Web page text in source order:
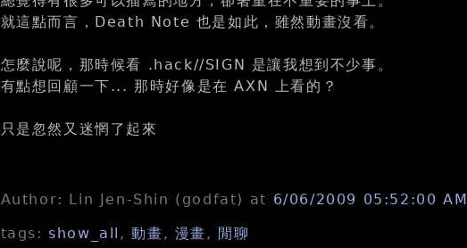
就這點而言，Death Note 也是如此，雖然動畫沒看。
怎麼說呢，那時候看 .hack//SIGN 是讓我想到不少事。
有點想回顧一下... 那時好像是在 AXN 上看的？
只是忽然又迷惘了起來
Author: Lin Jen-Shin (godfat) at 6/06/2009 05:52:00 AM
tags:show_all ,動畫 , 漫畫 , 閒聊